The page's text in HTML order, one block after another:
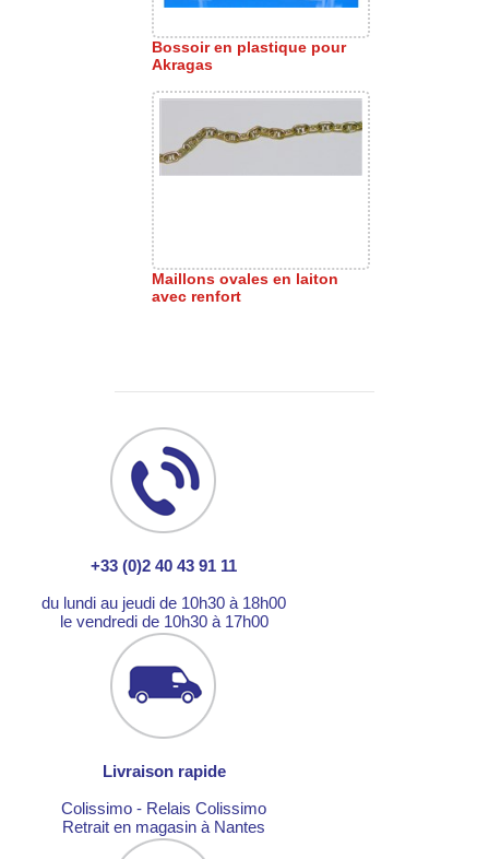
Bossoir en plastique pour
Akragas
Maillons ovales en laiton
avec renfort
+33 (0)2 40 43 91 11
du lundi au jeudi de 10h30 à 18h00
le vendredi de 10h30 à 17h00
Livraison rapide
Colissimo - Relais Colissimo
Retrait en magasin à Nantes